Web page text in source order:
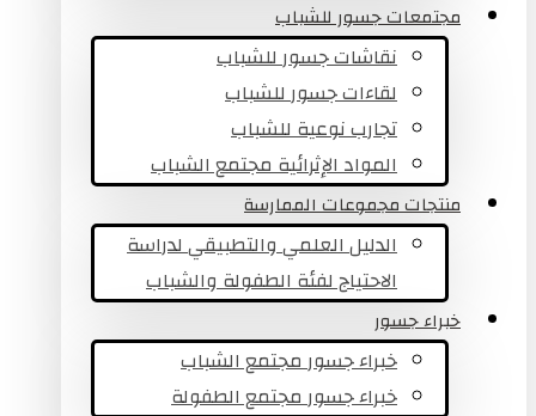
مجتمعات جسور للشباب
نقاشات جسور للشباب
لقاءات جسور للشباب
تجارب نوعية للشباب​
المواد الإثرائية مجتمع الشباب
منتجات مجموعات الممارسة
الدليل العلمي والتطبيقي لدراسة
الاحتياج لفئة الطفولة والشباب
خبراء جسور
خبراء جسور مجتمع الشباب
خبراء جسور مجتمع الطفولة